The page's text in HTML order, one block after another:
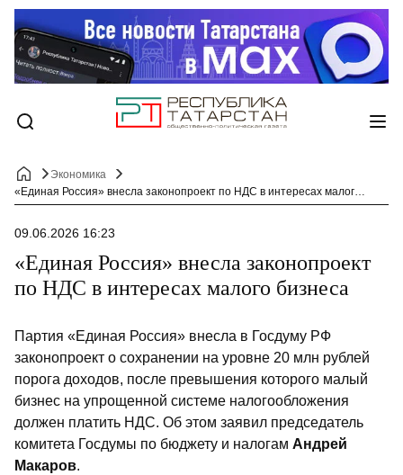
Экономика
«Единая Россия» внесла законопроект по НДС в интересах малого бизнеса
09.06.2026 16:23
«Единая Россия» внесла законопроект
по НДС в интересах малого бизнеса
Партия «Единая Россия» внесла в Госдуму РФ
законопроект о сохранении на уровне 20 млн рублей
порога доходов, после превышения которого малый
бизнес на упрощенной системе налогообложения
должен платить НДС. Об этом заявил председатель
комитета Госдумы по бюджету и налогам Андрей
Макаров.